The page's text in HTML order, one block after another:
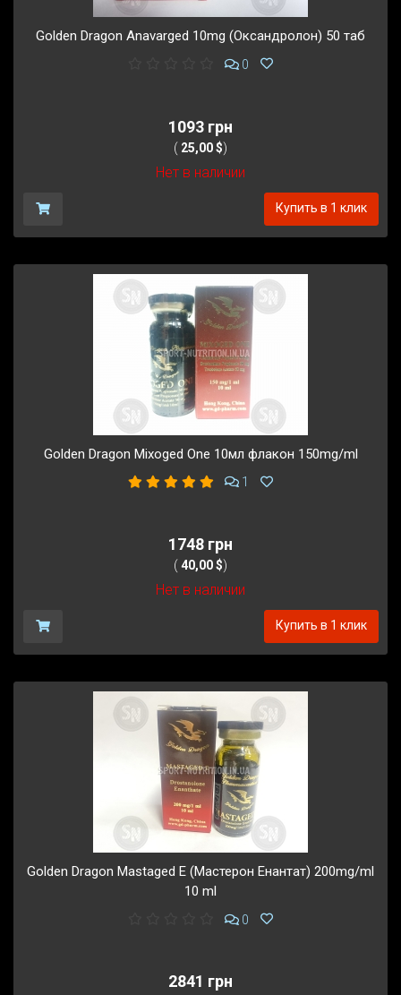
Golden Dragon Anavarged 10mg (Оксандролон) 50 таб
0
1093 грн
( 25,00 $)
Нет в наличии
Купить в 1 клик
Golden Dragon Mixoged One 10мл флакон 150mg/ml
1
1748 грн
( 40,00 $)
Нет в наличии
Купить в 1 клик
Golden Dragon Mastaged E (Мастерон Енантат) 200mg/ml
10 ml
0
2841 грн